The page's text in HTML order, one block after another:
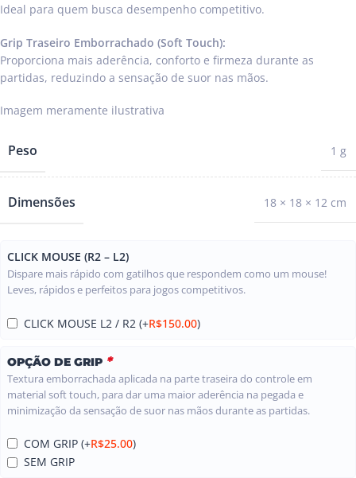
Ideal para quem busca desempenho competitivo.
Grip Traseiro Emborrachado (Soft Touch):
Proporciona mais aderência, conforto e firmeza durante as
partidas, reduzindo a sensação de suor nas mãos.
Peso 1 g
Dimensões 18 × 18 × 12 cm
CLICK MOUSE (R2 – L2)
Dispare mais rápido com gatilhos que respondem como um mouse!
Leves, rápidos e perfeitos para jogos competitivos.
CLICK MOUSE L2 / R2 (+R$150.00)
OPÇÃO DE GRIP *
Textura emborrachada aplicada na parte traseira do controle em
material soft touch, para dar uma maior aderência na pegada e
minimização da sensação de suor nas mãos durante as partidas.
COM GRIP (+R$25.00)
SEM GRIP